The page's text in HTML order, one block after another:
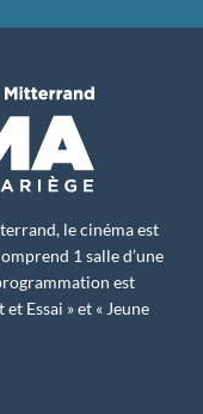
le cinéma est
1 salle d’une
est
Essai » et « Jeune